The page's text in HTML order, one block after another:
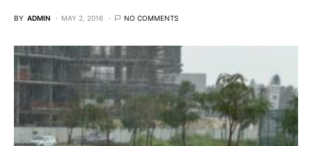
BY ADMIN MAY 2, 2016 NO COMMENTS